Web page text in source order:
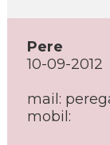
Pere
10-09-2012
mail:
mobil: